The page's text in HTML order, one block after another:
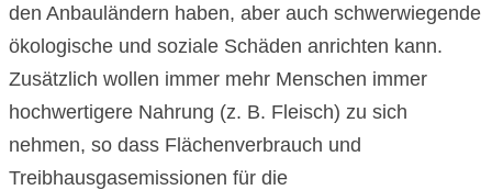
den Anbauländern haben, aber auch schwerwiegende
ökologische und soziale Schäden anrichten kann.
Zusätzlich wollen immer mehr Menschen immer
hochwertigere Nahrung (z. B. Fleisch) zu sich
nehmen, so dass Flächenverbrauch und
Treibhausgasemissionen für die